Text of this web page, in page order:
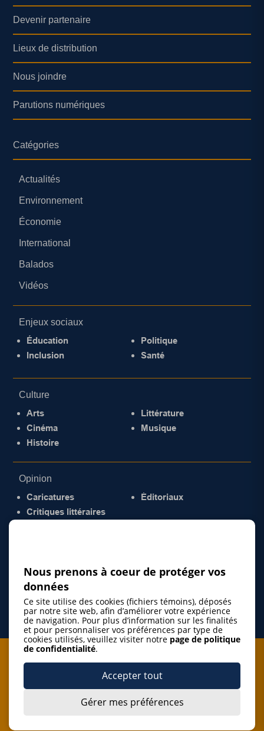
Devenir partenaire
Lieux de distribution
Nous joindre
Parutions numériques
Catégories
Actualités
Environnement
Économie
International
Balados
Vidéos
Enjeux sociaux
Éducation
Inclusion
Politique
Santé
Culture
Arts
Cinéma
Histoire
Littérature
Musique
Opinion
Caricatures
Critiques littéraires
Éditoriaux
Je m'abonne à l'infolettre
J’accepte de m’abonner à l’infolettre de La Gazette de la
Nous prenons à coeur de protéger vos
données
Ce site utilise des cookies (fichiers témoins), déposés
par notre site web, afin d’améliorer votre expérience
de navigation. Pour plus d’information sur les finalités
et pour personnaliser vos préférences par type de
cookies utilisés, veuillez visiter notre page de politique
de confidentialité.
Accepter tout
Gérer mes préférences